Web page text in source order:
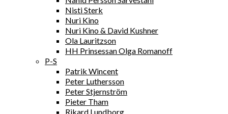
Nisti Sterk
Nuri Kino
Nuri Kino & David Kushner
Ola Lauritzson
HH Prinsessan Olga Romanoff
P-S
Patrik Wincent
Peter Luthersson
Peter Stjernström
Pieter Tham
Rikard Lundborg